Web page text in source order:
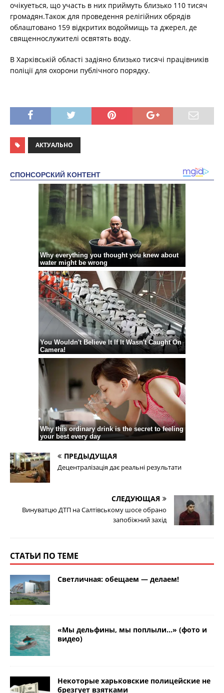
очікуеться, що участь в них приймуть близько 110 тисяч
громадян.Також для проведення релігійних обрядів
облаштовано 159 відкритих водоймищь та джерел, де
священнослужителі освятять воду.
В Харківській області задіяно близько тисячі працівників
поліції для охорони публічного порядку.
АКТУАЛЬНО
ПРЕДЫДУЩАЯ
Децентралізація дає реальні результати
СЛЕДУЮЩАЯ
Винуватцю ДТП на Салтівському шосе обрано
запобіжний захід
СТАТЬИ ПО ТЕМЕ
Светличная: обещаем — делаем!
«Мы дельфины, мы поплыли…» (фото и
видео)
Некоторые харьковские полицейские не
брезгует взятками